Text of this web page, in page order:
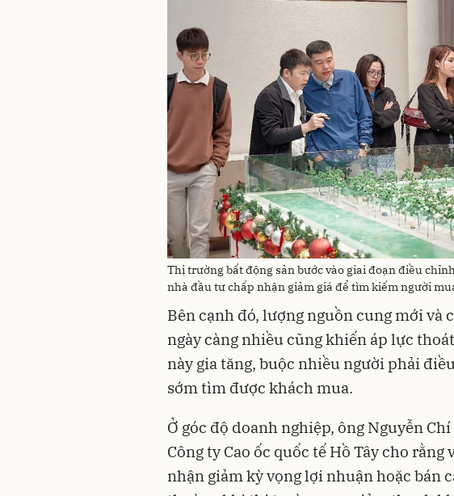
Thị trường bất động sản bước vào giai đoạn điều
nhà đầu tư chấp nhận giảm giá để tìm kiếm người
Bên cạnh đó, lượng nguồn cung mới và
ngày càng nhiều cũng khiến áp lực
này gia tăng, buộc nhiều người phải
sớm tìm được khách mua.
Ở góc độ doanh nghiệp, ông Nguyễn
Công ty Cao ốc quốc tế Hồ Tây cho
nhận giảm kỳ vọng lợi nhuận hoặc bán